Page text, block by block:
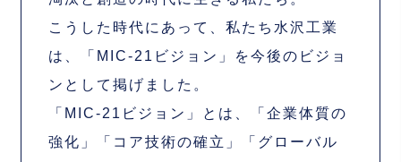
こうした時代にあって、私たち水沢工業
は、
「MIC-21ビジョン」を今後のビジョ
ンとして掲げました。
「MIC-21ビジョン」とは、
「企業体質の
強化」「コア技術の確立」「グローバル